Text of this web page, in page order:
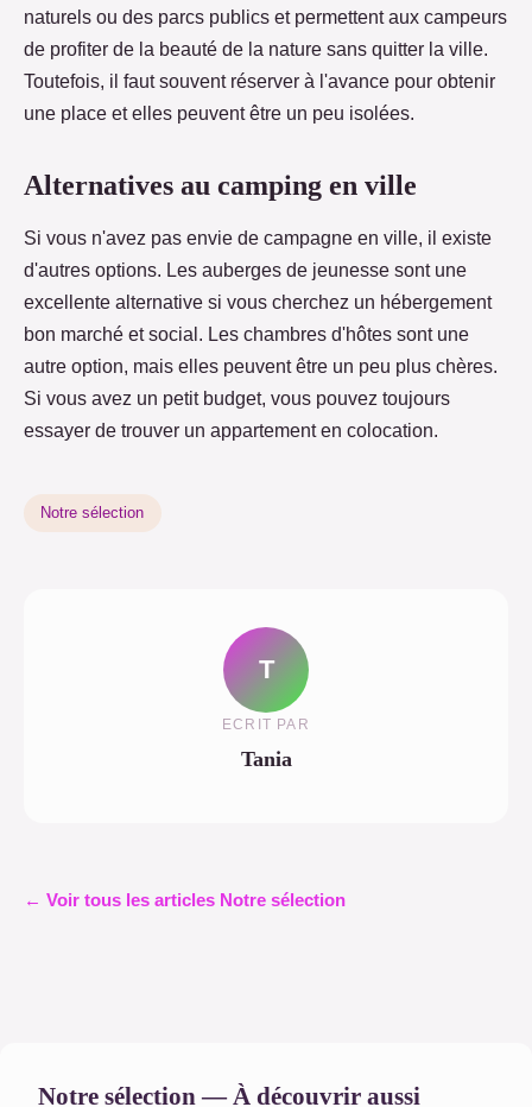
naturels ou des parcs publics et permettent aux campeurs
de profiter de la beauté de la nature sans quitter la ville.
Toutefois, il faut souvent réserver à l'avance pour obtenir
une place et elles peuvent être un peu isolées.
Alternatives au camping en ville
Si vous n'avez pas envie de campagne en ville, il existe
d'autres options. Les auberges de jeunesse sont une
excellente alternative si vous cherchez un hébergement
bon marché et social. Les chambres d'hôtes sont une
autre option, mais elles peuvent être un peu plus chères.
Si vous avez un petit budget, vous pouvez toujours
essayer de trouver un appartement en colocation.
Notre sélection
T
ECRIT PAR
Tania
← Voir tous les articles Notre sélection
Notre sélection — À découvrir aussi